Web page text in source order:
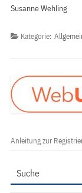
Susanne Wehling
Kategorie:
Anleitung zur
Suche